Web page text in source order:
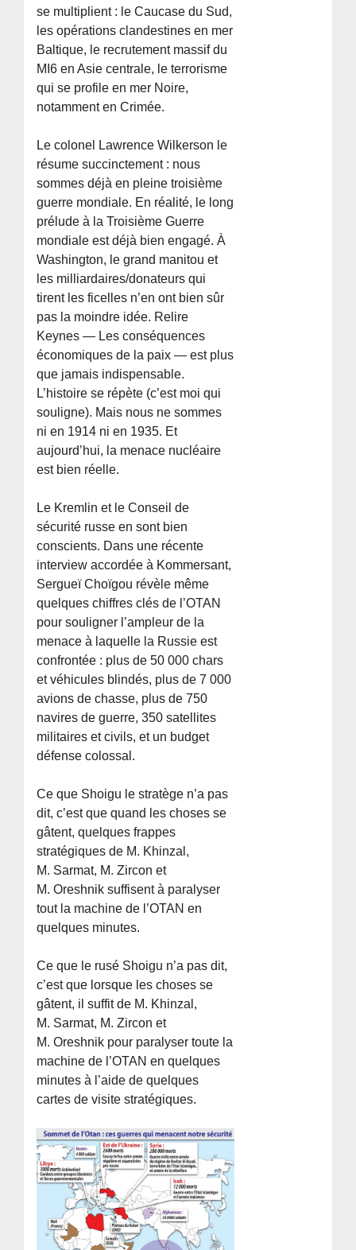
se multiplient : le Caucase du Sud,
les opérations clandestines en mer
Baltique, le recrutement massif du
MI6 en Asie centrale, le terrorisme
qui se profile en mer Noire,
notamment en Crimée.
Le colonel Lawrence Wilkerson le
résume succinctement : nous
sommes déjà en pleine troisième
guerre mondiale. En réalité, le long
prélude à la Troisième Guerre
mondiale est déjà bien engagé. À
Washington, le grand manitou et
les milliardaires/donateurs qui
tirent les ficelles n’en ont bien sûr
pas la moindre idée. Relire
Keynes — Les conséquences
économiques de la paix — est plus
que jamais indispensable.
L’histoire se répète (c’est moi qui
souligne). Mais nous ne sommes
ni en 1914 ni en 1935. Et
aujourd’hui, la menace nucléaire
est bien réelle.
Le Kremlin et le Conseil de
sécurité russe en sont bien
conscients. Dans une récente
interview accordée à Kommersant,
Sergueï Choïgou révèle même
quelques chiffres clés de l’OTAN
pour souligner l’ampleur de la
menace à laquelle la Russie est
confrontée : plus de 50 000 chars
et véhicules blindés, plus de 7 000
avions de chasse, plus de 750
navires de guerre, 350 satellites
militaires et civils, et un budget
défense colossal.
Ce que Shoigu le stratège n’a pas
dit, c’est que quand les choses se
gâtent, quelques frappes
stratégiques de M. Khinzal,
M. Sarmat, M. Zircon et
M. Oreshnik suffisent à paralyser
tout la machine de l’OTAN en
quelques minutes.
Ce que le rusé Shoigu n’a pas dit,
c’est que lorsque les choses se
gâtent, il suffit de M. Khinzal,
M. Sarmat, M. Zircon et
M. Oreshnik pour paralyser toute la
machine de l’OTAN en quelques
minutes à l’aide de quelques
cartes de visite stratégiques.